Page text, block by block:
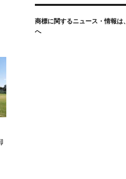
商標に関するニュース・情報は、
へ